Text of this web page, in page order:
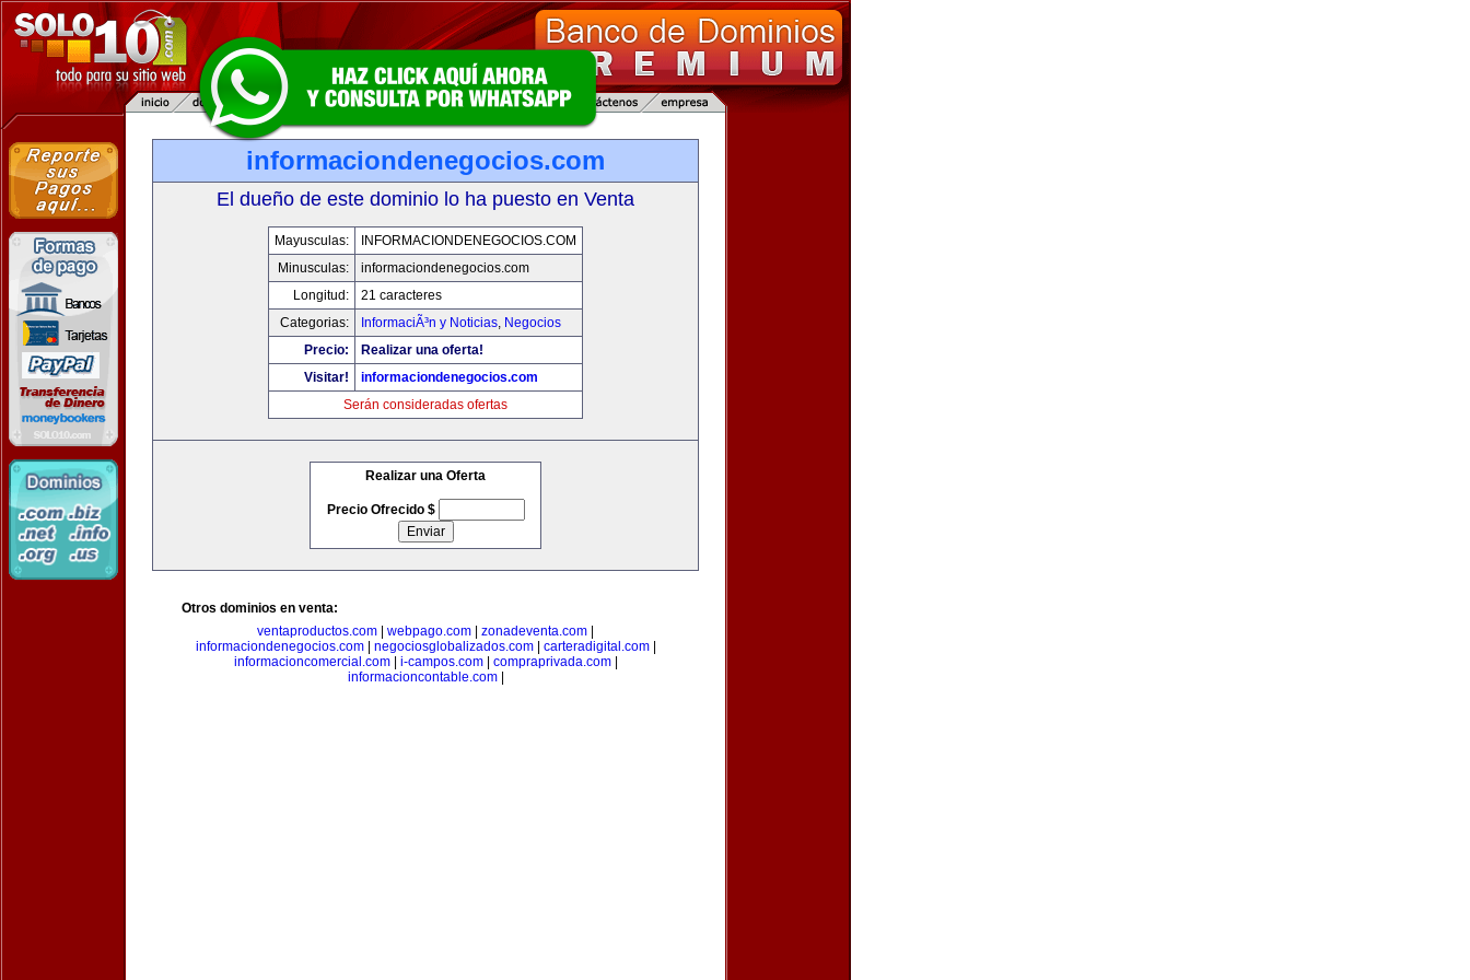
informaciondenegocios.com
El dueño de este dominio lo ha puesto en Venta
Mayusculas:
INFORMACIONDENEGOCIOS.COM
Minusculas:
informaciondenegocios.com
Longitud:
21 caracteres
Categorias:
InformaciÃ³n y Noticias, Negocios
Precio:
Realizar una oferta!
Visitar!
informaciondenegocios.com
Serán consideradas ofertas
Realizar una Oferta
Precio Ofrecido $
Otros dominios en venta:
ventaproductos.com
webpago.com zonadeventa.com
informaciondenegocios.com| negociosglobalizados.com| carteradigital.com|
informacioncomercial.com| i-campos.com| compraprivada.com|
informacioncontable.com|